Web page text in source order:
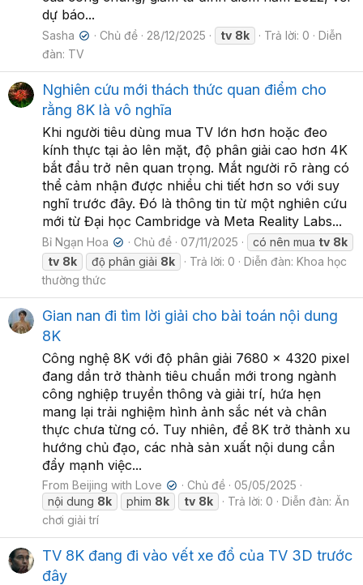
dự báo...
Sasha ✔ Chủ đề 28/12/2025 tv 8k Trả lời: 0
Diễn
đàn: TV
Nghiên cứu mới thách thức quan điểm cho
rằng 8K là vô nghĩa
Khi người tiêu dùng mua TV lớn hơn hoặc đeo
kính thực tại ảo lên mặt, độ phân giải cao hơn 4K
bắt đầu trở nên quan trọng. Mắt người rõ ràng có
thể cảm nhận được nhiều chi tiết hơn so với suy
nghĩ trước đây. Đó là thông tin từ một nghiên cứu
mới từ Đại học Cambridge và Meta Reality Labs...
Bỉ Ngạn Hoa ✔ Chủ đề 07/11/2025 có nên mua tv 8k
tv 8k độ phân giải 8k Trả lời: 0 Diễn đàn: Khoa học
thường thức
Gian nan đi tìm lời giải cho bài toán nội dung
8K
Công nghệ 8K với độ phân giải 7680 × 4320 pixel
đang dần trở thành tiêu chuẩn mới trong ngành
công nghiệp truyền thông và giải trí, hứa hẹn
mang lại trải nghiệm hình ảnh sắc nét và chân
thực chưa từng có. Tuy nhiên, để 8K trở thành xu
hướng chủ đạo, các nhà sản xuất nội dung cần
đẩy mạnh việc...
From Beijing with Love ✔ Chủ đề
05/05/2025
nội dung 8k phim 8k tv 8k Trả lời: 0 Diễn đàn: Ăn
chơi giải trí
TV 8K đang đi vào vết xe đổ của TV 3D trước
đây